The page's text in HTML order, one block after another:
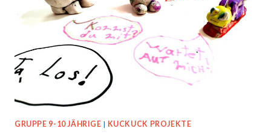
GRUPPE 9-10 JÄHRIGE | KUCKUCK PROJEKTE